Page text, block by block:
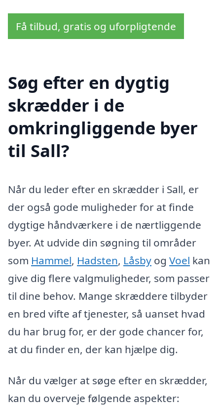
Få tilbud, gratis og uforpligtende
Søg efter en dygtig
skrædder i de
omkringliggende byer
til Sall?
Når du leder efter en skrædder i Sall, er
der også gode muligheder for at finde
dygtige håndværkere i de nærtliggende
byer. At udvide din søgning til områder
som Hammel, Hadsten, Låsby og Voel kan
give dig flere valgmuligheder, som passer
til dine behov. Mange skræddere tilbyder
en bred vifte af tjenester, så uanset hvad
du har brug for, er der gode chancer for,
at du finder en, der kan hjælpe dig.
Når du vælger at søge efter en skrædder,
kan du overveje følgende aspekter: